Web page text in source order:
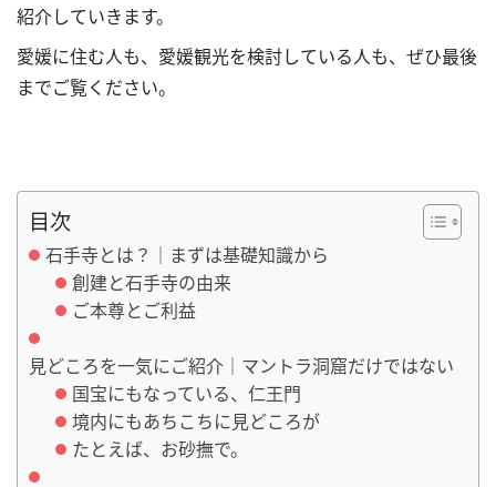
紹介していきます。
愛媛に住む人も、愛媛観光を検討している人も、ぜひ最後
までご覧ください。
目次
石手寺とは？｜まずは基礎知識から
創建と石手寺の由来
ご本尊とご利益
見どころを一気にご紹介｜マントラ洞窟だけではない
国宝にもなっている、仁王門
境内にもあちこちに見どころが
たとえば、お砂撫で。